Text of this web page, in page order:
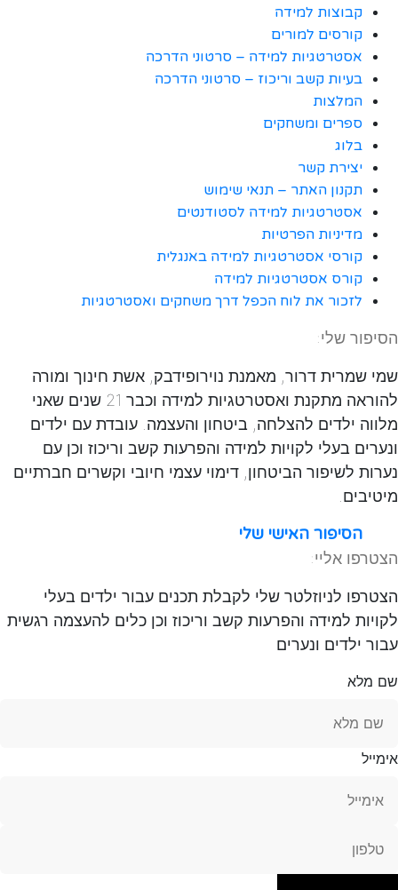
קבוצות למידה
קורסים למורים
אסטרטגיות למידה – סרטוני הדרכה
בעיות קשב וריכוז – סרטוני הדרכה
המלצות
ספרים ומשחקים
בלוג
יצירת קשר
תקנון האתר – תנאי שימוש
אסטרטגיות למידה לסטודנטים
מדיניות הפרטיות
קורסי אסטרטגיות למידה באנגלית
קורס אסטרטגיות למידה
לזכור את לוח הכפל דרך משחקים ואסטרטגיות
הסיפור שלי:
שמי שמרית דרור, מאמנת נוירופידבק, אשת חינוך ומורה
להוראה מתקנת ואסטרטגיות למידה וכבר 21 שנים שאני
מלווה ילדים להצלחה, ביטחון והעצמה. עובדת עם ילדים
ונערים בעלי לקויות למידה והפרעות קשב וריכוז וכן עם
נערות לשיפור הביטחון, דימוי עצמי חיובי וקשרים חברתיים
מיטיבים.
הסיפור האישי שלי
הצטרפו אליי:
הצטרפו לניוזלטר שלי לקבלת תכנים עבור ילדים בעלי
לקויות למידה והפרעות קשב וריכוז וכן כלים להעצמה רגשית
עבור ילדים ונערים
שם מלא
אימייל